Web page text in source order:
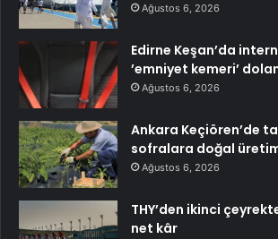
Ağustos 6, 2026
Edirne Keşan’da
’emniyet kemeri’
Ağustos 6, 2026
Ankara Keçiören’de
sofralara doğal
Ağustos 6, 2026
THY’den ikinci
net kâr